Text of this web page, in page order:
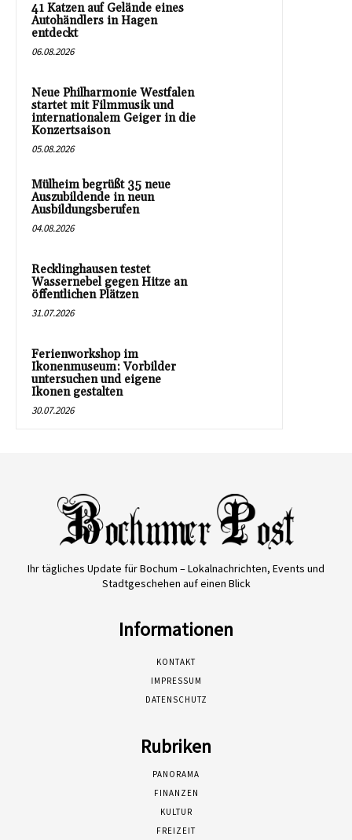
41 Katzen auf Gelände eines
Autohändlers in Hagen
entdeckt
06.08.2026
Neue Philharmonie Westfalen
startet mit Filmmusik und
internationalem Geiger in die
Konzertsaison
05.08.2026
Mülheim begrüßt 35 neue
Auszubildende in neun
Ausbildungsberufen
04.08.2026
Recklinghausen testet
Wassernebel gegen Hitze an
öffentlichen Plätzen
31.07.2026
Ferienworkshop im
Ikonenmuseum: Vorbilder
untersuchen und eigene
Ikonen gestalten
30.07.2026
Ihr tägliches Update für Bochum – Lokalnachrichten, Events und
Stadtgeschehen auf einen Blick
Informationen
KONTAKT
IMPRESSUM
DATENSCHUTZ
Rubriken
PANORAMA
FINANZEN
KULTUR
FREIZEIT